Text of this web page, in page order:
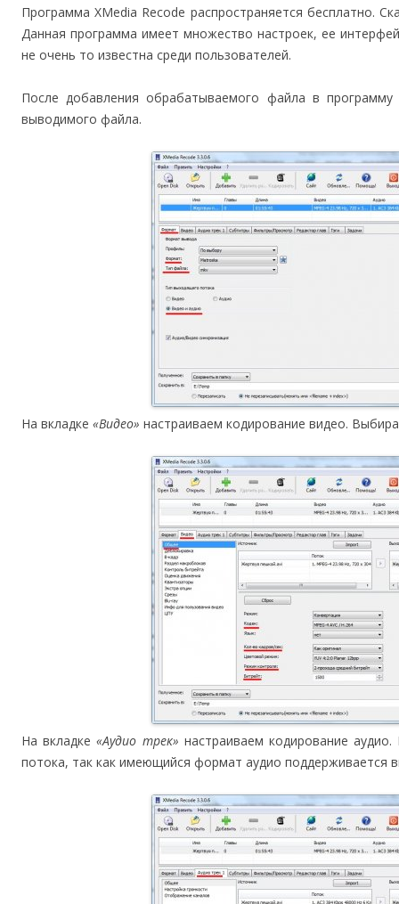
Программа XMedia Recode распространяется бесплатно.
Данная программа имеет множество настроек, ее
не очень то известна среди пользователей.
После добавления обрабатываемого файла в
выводимого файла.
На вкладке «Видео» настраиваем кодирование видео.
На вкладке«Аудио трек» настраиваем кодирование
потока, так как имеющийся формат аудио